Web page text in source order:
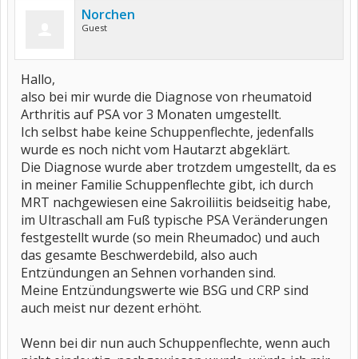
Norchen
Guest
Hallo,
also bei mir wurde die Diagnose von rheumatoid
Arthritis auf PSA vor 3 Monaten umgestellt.
Ich selbst habe keine Schuppenflechte, jedenfalls
wurde es noch nicht vom Hautarzt abgeklärt.
Die Diagnose wurde aber trotzdem umgestellt, da es
in meiner Familie Schuppenflechte gibt, ich durch
MRT nachgewiesen eine Sakroiliitis beidseitig habe,
im Ultraschall am Fuß typische PSA Veränderungen
festgestellt wurde (so mein Rheumadoc) und auch
das gesamte Beschwerdebild, also auch
Entzündungen an Sehnen vorhanden sind.
Meine Entzündungswerte wie BSG und CRP sind
auch meist nur dezent erhöht.
Wenn bei dir nun auch Schuppenflechte, wenn auch